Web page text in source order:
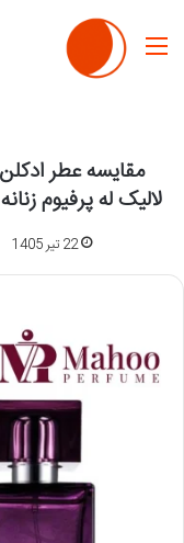
منو
مقایسه عطر
لالیک له پرفیوم
22 تیر 1405